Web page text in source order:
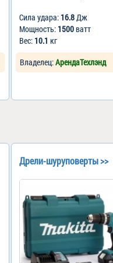
Сила удара: 16.8Дж
Мощность: 1500ватт
Вес: 10.1 кг
Владелец:АрендаТехлэнд
Дрели-шуруповерты >>